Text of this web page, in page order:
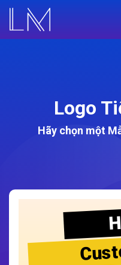
Logo
Hãy chọn một